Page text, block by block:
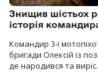
Знищив шістьох
історія
Командир 3-ї
бригади Олексій із
де народився та виріс.